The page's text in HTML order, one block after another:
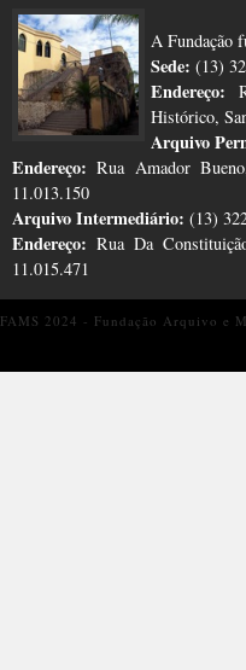
A Fundação
Sede: (13)
Endereço:
Histórico,
Arquivo
Endereço: Rua Amador
11.013.150
Arquivo Intermediário: (13)
Endereço: Rua Da
11.015.471
FAMS 2024 - Fundação Arquivo e